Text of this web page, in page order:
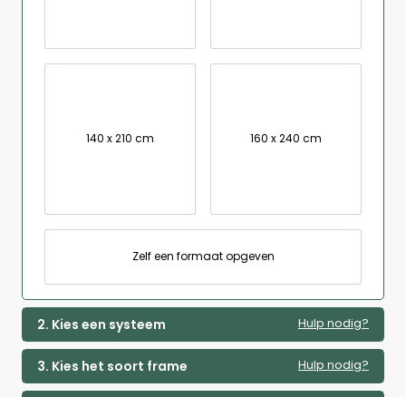
140 x 210 cm 160 x 240 cm
Zelf een formaat opgeven
2. Kies een systeem Hulp nodig?
3. Kies het soort frame Hulp nodig?